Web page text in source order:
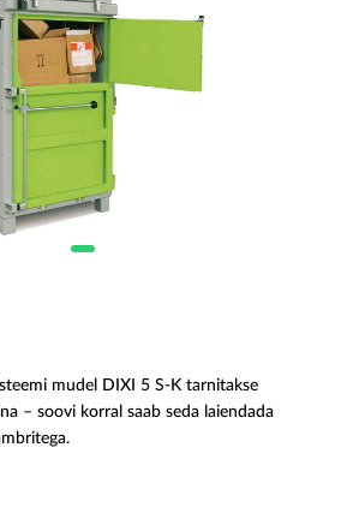
mudel DIXI 5 S-K tarnitakse
– soovi korral saab seda laiendada